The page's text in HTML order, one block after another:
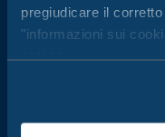
pregiudicare il
"informazioni sui
estesa.